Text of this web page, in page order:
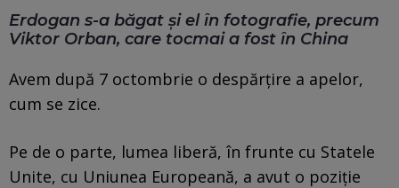
Erdogan s-a băgat și el în fotografie, precum
Viktor Orban, care tocmai a fost în China
Avem după 7 octombrie o despărțire a apelor,
cum se zice.
Pe de o parte, lumea liberă, în frunte cu Statele
Unite, cu Uniunea Europeană, a avut o poziție